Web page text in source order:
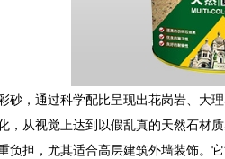
，通过科学配比呈现出花岗岩、
从视觉上达到以假乱真的天然石材质
担，尤其适合高层建筑外墙装饰